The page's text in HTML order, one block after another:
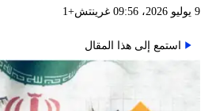
9 يوليو 2026، 09:56 غرينتش+1
استمع إلى هذا المقال